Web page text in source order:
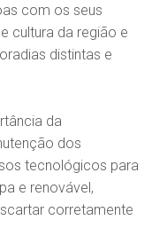
com os seus
cultura da região e
distintas e
da
dos
tecnológicos para
e renovável,
corretamente